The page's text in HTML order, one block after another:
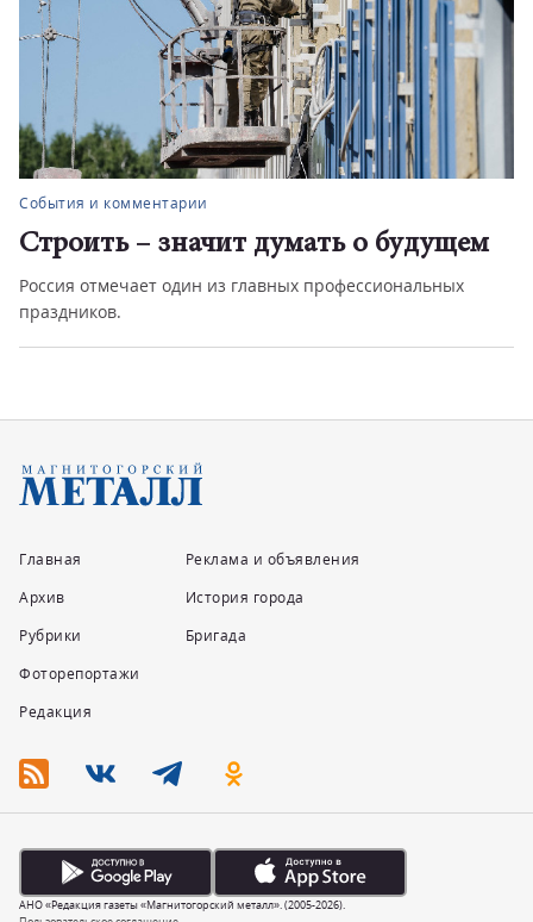
События и комментарии
Строить – значит думать о будущем
Россия отмечает один из главных профессиональных
праздников.
Главная
Архив
Рубрики
Фоторепортажи
Редакция
Реклама и объявления
История города
Бригада
АНО «Редакция газеты «Магнитогорский металл». (2005-2026).